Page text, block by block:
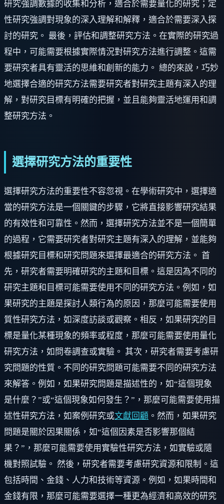
研究強調數據的收集和分析，適合於需要量化的研究；定
性研究強調對現象的深入理解和解釋，適合於需要深入探
討的研究。 最後，評估和調整研究方法。在實際的研究過
程中，可能需要根據實際情況對研究方法進行調整。這需
要研究者具有靈活的思維和創新的能力。 總的來說，巧妙
地選擇合適的研究方法需要研究者對研究主題有深入的理
解，對研究目標有明確的把握，並且能夠靈活地運用和調
整研究方法。
選擇研究方法的重要性
選擇研究方法的重要性不容忽視。在學術研究中，選擇適
當的研究方法是一個關鍵的步驟，它將直接影響研究結果
的有效性和可靠性。然而，選擇研究方法並不是一個簡單
的過程，它需要研究者對研究主題有深入的理解，並能夠
根據研究目標和研究問題來選擇最適合的研究方法。 首
先，研究者需要明確研究的主題和目標。這是因為不同的
研究主題和目標可能需要使用不同的研究方法。例如，如
果研究的主題是探討人類行為的原因，那麼可能需要使用
質性研究方法，如深度訪談或觀察。相反，如果研究的目
標是量化某種現象的頻率或程度，那麼可能需要使用量化
研究方法，如問卷調查或實驗。 其次，研究者需要考慮研
究問題的性質。不同的研究問題可能需要不同的研究方法
來解答。例如，如果研究問題是描述性的，如“這個現象
是什麼？”或“這個現象如何發生？”，那麼可能需要使用描
述性研究方法，如案例研究或文獻回顧 。然而，如果研究
問題是關於因果關係，如“這個因素是否影響那個結
果？”，那麼可能需要使用實驗性研究方法，如實驗或隨
機對照試驗。 然後，研究者需要考慮研究資源和限制。這
包括時間、金錢、人力和技術等資源。例如，如果時間和
金錢有限，那麼可能需要選擇一種更為經濟和高效的研究